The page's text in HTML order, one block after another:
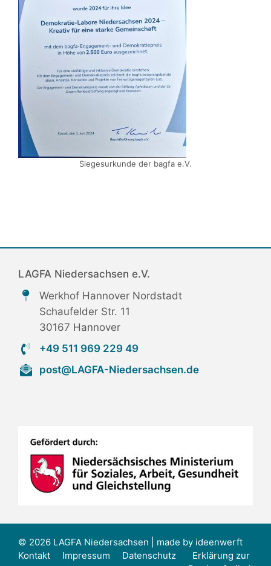
Siegesurkunde der bagfa e.V.
LAGFA Niedersachsen e.V.
Werkhof Hannover Nordstadt
Schaufelder Str. 11
30167 Hannover
+49 511 969 229 49
post@LAGFA-Niedersachsen.de
© 2026 LAGFA Niedersachsen | made by ideenwerft
Kontakt
Impressum Datenschutz
Erklärung zur